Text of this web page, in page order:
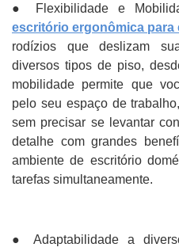
● Flexibilidade e
escritório ergonômica para
rodízios que deslizam
diversos tipos de piso,
mobilidade permite que
pelo seu espaço de
sem precisar se levantar
detalhe com grandes
ambiente de escritório
tarefas simultaneamente.
● Adaptabilidade a